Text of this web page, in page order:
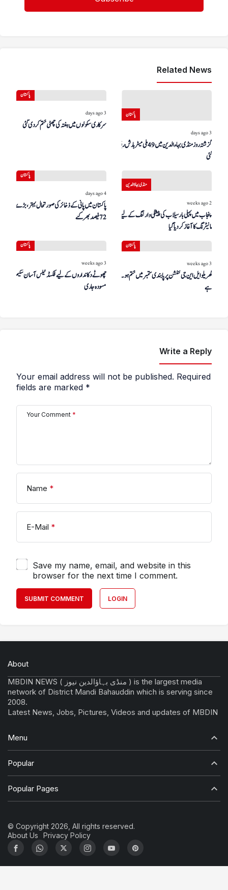
Related News
پاکستان
3 days ago
سرکاری سکولوں میں ہفتہ کی چھٹی ختم کر دی گئی
پاکستان
3 days ago
گزشتہ روز منڈی بہاءالدین میں 49 ملی میٹر بارش ریکارڈ کی
گئی
پاکستان
4 days ago
پاکستان میں پانی کے ذخائر کی صورتحال بہتر، بڑے ڈیم
72 فیصد بھر گئے
منڈی بہاؤالدین
2 weeks ago
پنجاب میں پہلی بار سیلاب کی پیشگی وارننگ کے لیے ڈرون
مانیٹرنگ کا آغاز کر دیا گیا
پاکستان
3 weeks ago
چھوٹے دکانداروں کے لیے فکسڈ ٹیکس آسان سکیم کا
مسودہ جاری
پاکستان
3 weeks ago
گھریلو ایل این جی کنکشن پر پابندی ستمبر میں ختم ہونے کا امکان
ہے
Write a Reply
Your email address will not be published. Required
fields are marked *
Your Comment *
Name *
E-Mail *
Save my name, email, and website in this
browser for the next time I comment.
SUBMIT COMMENT LOGIN
About
MBDIN NEWS ( منڈی بہاؤالدین نیوز ) is the largest media
network of District Mandi Bahauddin which is serving since
2008.
Latest News, Jobs, Pictures, Videos and updates of MBDIN
Menu
Popular
Popular Pages
© Copyright 2026, All rights reserved.
About Us
Privacy Policy